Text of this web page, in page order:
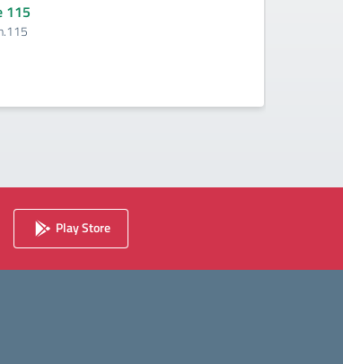
115
Play Store